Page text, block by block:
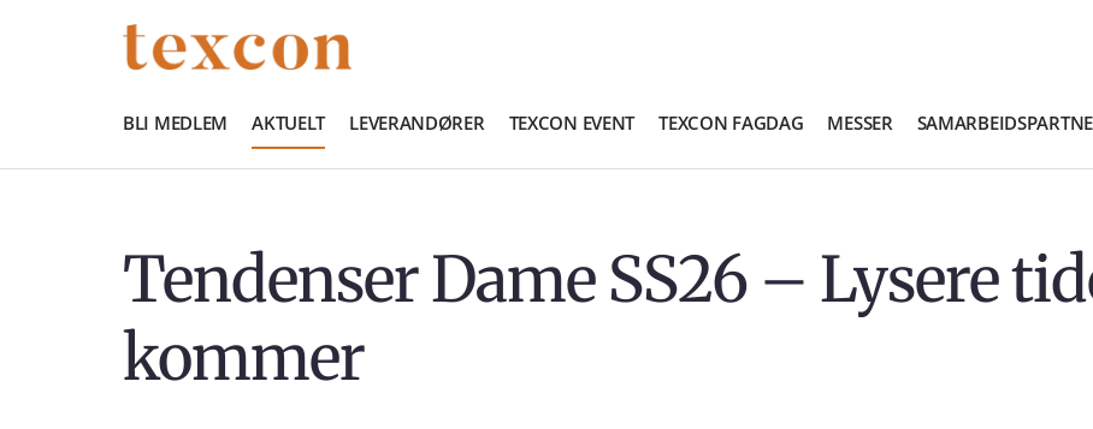
BLI MEDLEM AKTUELT LEVERANDØRER TEXCON EVENT TEXCON FAGDAG MESSER
Tendenser Dame SS26 – Lysere
kommer